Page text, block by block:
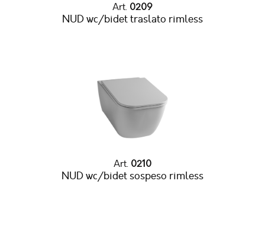
Art. 0209
NUD wc/bidet traslato rimless
Art. 0210
NUD wc/bidet sospeso rimless